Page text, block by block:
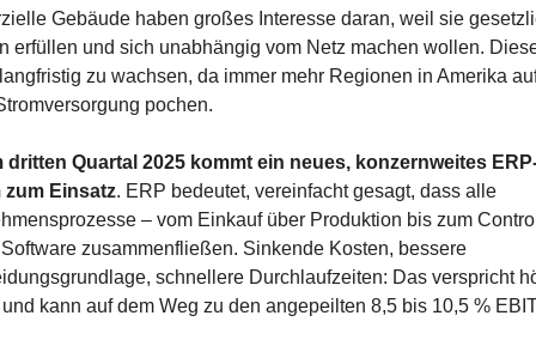
Gebäude haben großes Interesse daran, weil sie
erfüllen und sich unabhängig vom Netz machen wollen.
zu wachsen, da immer mehr Regionen in Amerika
pochen.
dritten Quartal 2025 kommt ein neues, konzernweites
zum Einsatz. ERP bedeutet, vereinfacht gesagt, dass alle
– vom Einkauf über Produktion bis zum
zusammenfließen. Sinkende Kosten, bessere
schnellere Durchlaufzeiten: Das verspricht
kann auf dem Weg zu den angepeilten 8,5 bis 10,5 %